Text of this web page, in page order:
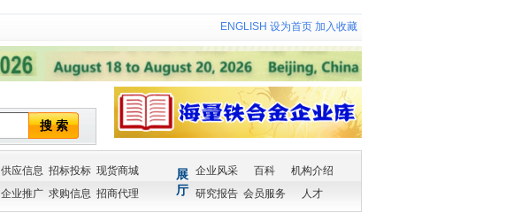
ENGLISH 设为首页 加入收藏
搜 索
供应信息 招标投标 现货商城
企业推广 求购信息 招商代理
展
厅
企业风采 百科
机构介绍
研究报告 会员服务 人才